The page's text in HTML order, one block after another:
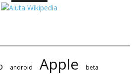
android Apple beta